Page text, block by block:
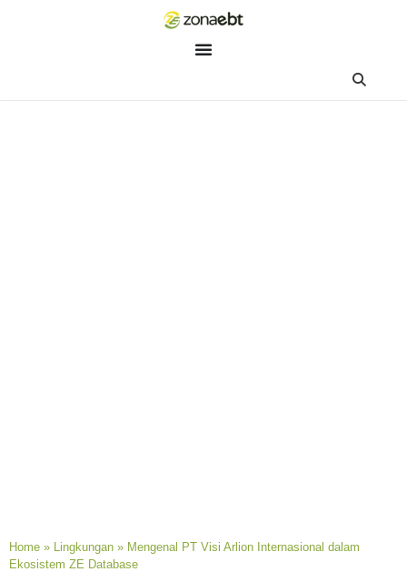
Home » Lingkungan » Mengenal PT Visi Arlion Internasional dalam
Ekosistem ZE Database